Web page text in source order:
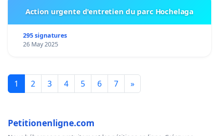
Action urgente d'entretien du parc Hochelaga
295 signatures
26 May 2025
1 2 3 4 5 6 7 »
Petitionenligne.com